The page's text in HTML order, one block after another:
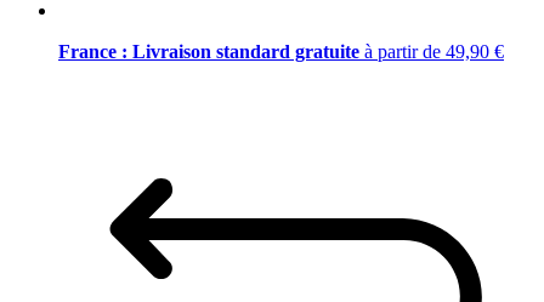
France : Livraison standard gratuite à partir de 49,90 €